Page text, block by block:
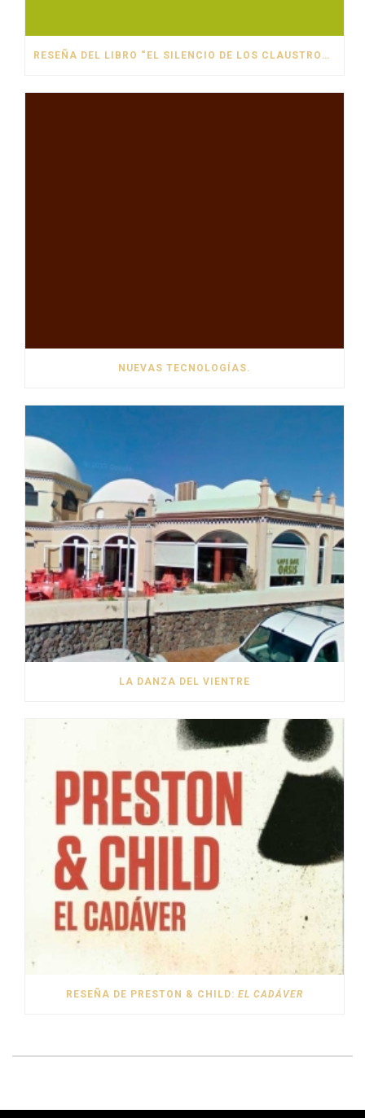
RESEÑA DEL LIBRO “EL SILENCIO DE LOS CLAUSTROS” DE ALICIA GIMÉNEZ BARTLETT.
NUEVAS TECNOLOGÍAS.
LA DANZA DEL VIENTRE
RESEÑA DE PRESTON & CHILD: EL CADÁVER